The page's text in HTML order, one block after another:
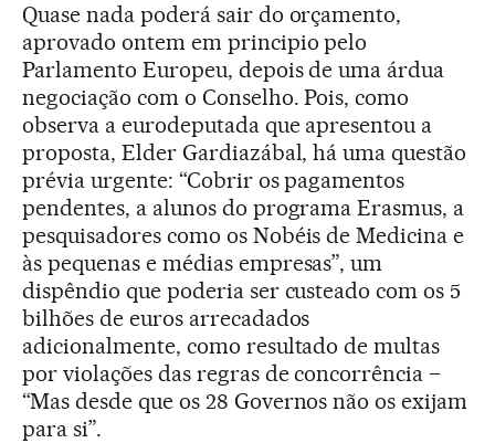
Quase nada poderá sair do orçamento,
aprovado ontem em principio pelo
Parlamento Europeu, depois de uma árdua
negociação com o Conselho. Pois, como
observa a eurodeputada que apresentou a
proposta, Elder Gardiazábal, há uma questão
prévia urgente: “Cobrir os pagamentos
pendentes, a alunos do programa Erasmus, a
pesquisadores como os Nobéis de Medicina e
às pequenas e médias empresas”, um
dispêndio que poderia ser custeado com os 5
bilhões de euros arrecadados
adicionalmente, como resultado de multas
por violações das regras de concorrência –
“Mas desde que os 28 Governos não os exijam
para si”.